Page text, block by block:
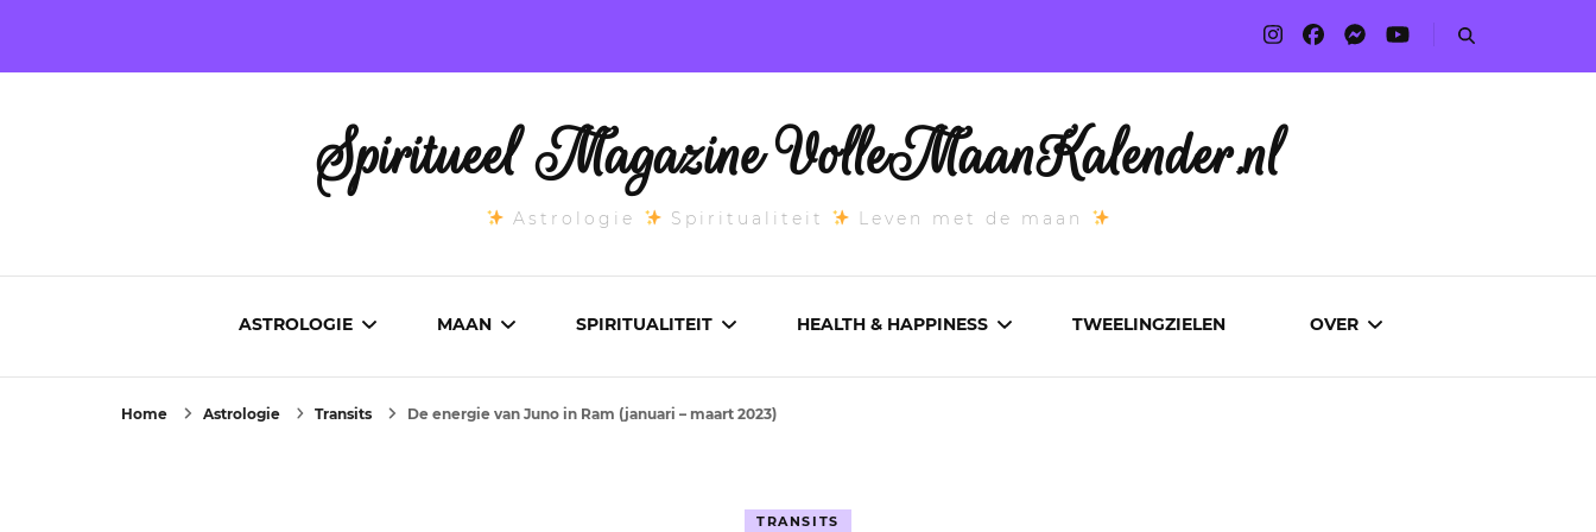
Spiritueel Magazine VolleMaanKalender.nl
Astrologie Spiritualiteit Leven met de maan
ASTROLOGIE MAAN SPIRITUALITEIT HEALTH & HAPPINESS TWEELINGZIELEN OVER
Home Astrologie Transits De energie van Juno in Ram (januari – maart 2023)
TRANSITS